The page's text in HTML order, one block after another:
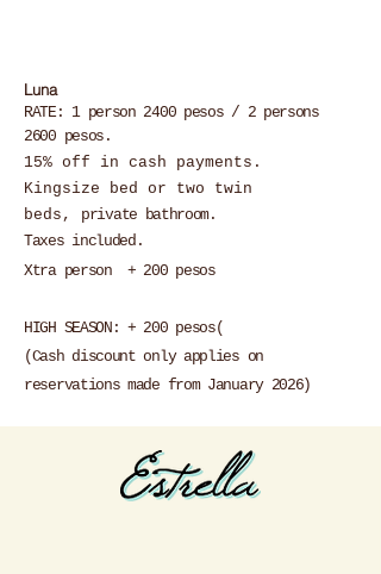
Luna
RATE: 1 person 2400 pesos / 2 persons
2600 pesos.
15% off in cash payments.
Kingsize bed or two twin
beds, private bathroom.
Taxes included.
Xtra person + 200 pesos
HIGH SEASON: + 200 pesos(
(Cash discount only applies on
reservations made from January 2026)